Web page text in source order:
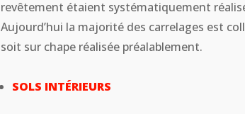
revêtement étaient systématiquement
Aujourd’hui la majorité des carrelages est
soit sur chape réalisée préalablement.
SOLS INTÉRIEURS